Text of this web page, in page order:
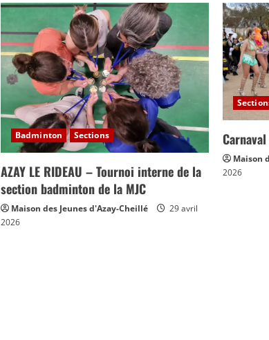
Badminton Sections
AZAY LE RIDEAU – Tournoi interne de la
section badminton de la MJC
Maison des Jeunes d'Azay-Cheillé
29 avril
2026
Maison
2026